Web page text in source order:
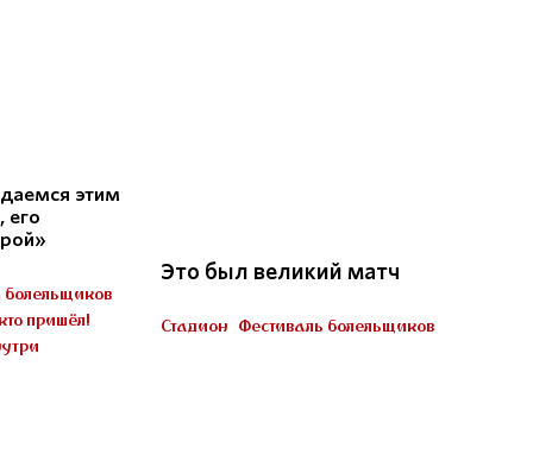
этим
его
болельщиков
пришёл!
Это был великий матч
Стадион Фестиваль болельщиков